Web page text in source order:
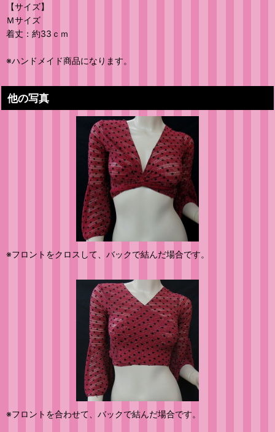
【サイズ】
Ｍサイズ
着丈：約33ｃｍ
※ハンドメイド商品になります。
他の写真
※フロントをクロスして、バックで結んだ場合です。
※フロントを合わせて、バックで結んだ場合です。